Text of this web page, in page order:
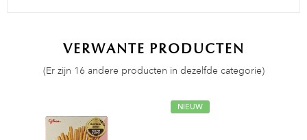
VERWANTE PRODUCTEN
(Er zijn 16 andere producten in dezelfde categorie)
NIEUW